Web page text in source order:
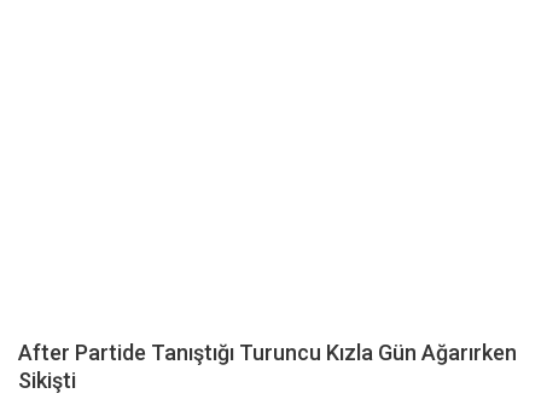
After Partide Tanıştığı Turuncu Kızla Gün Ağarırken
Sikişti